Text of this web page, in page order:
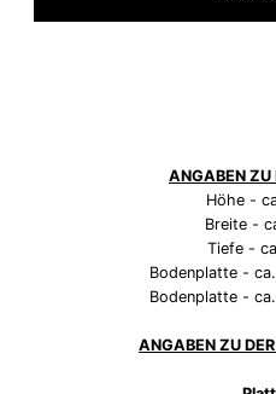
ANGABEN ZU
Höhe -
Breite -
Tiefe -
Bodenplatte -
Bodenplatte -
ANGABEN ZU